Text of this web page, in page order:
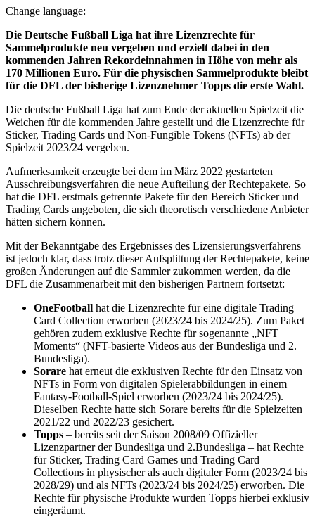
Change language:
Die Deutsche Fußball Liga hat ihre Lizenzrechte für
Sammelprodukte neu vergeben und erzielt dabei in den
kommenden Jahren Rekordeinnahmen in Höhe von mehr als
170 Millionen Euro. Für die physischen Sammelprodukte bleibt
für die DFL der bisherige Lizenznehmer Topps die erste Wahl.
Die deutsche Fußball Liga hat zum Ende der aktuellen Spielzeit die
Weichen für die kommenden Jahre gestellt und die Lizenzrechte für
Sticker, Trading Cards und Non-Fungible Tokens (NFTs) ab der
Spielzeit 2023/24 vergeben.
Aufmerksamkeit erzeugte bei dem im März 2022 gestarteten
Ausschreibungsverfahren die neue Aufteilung der Rechtepakete. So
hat die DFL erstmals getrennte Pakete für den Bereich Sticker und
Trading Cards angeboten, die sich theoretisch verschiedene Anbieter
hätten sichern können.
Mit der Bekanntgabe des Ergebnisses des Lizensierungsverfahrens
ist jedoch klar, dass trotz dieser Aufsplittung der Rechtepakete, keine
großen Änderungen auf die Sammler zukommen werden, da die
DFL die Zusammenarbeit mit den bisherigen Partnern fortsetzt:
OneFootball hat die Lizenzrechte für eine digitale Trading
Card Collection erworben (2023/24 bis 2024/25). Zum Paket
gehören zudem exklusive Rechte für sogenannte „NFT
Moments“ (NFT-basierte Videos aus der Bundesliga und 2.
Bundesliga).
Sorare hat erneut die exklusiven Rechte für den Einsatz von
NFTs in Form von digitalen Spielerabbildungen in einem
Fantasy-Football-Spiel erworben (2023/24 bis 2024/25).
Dieselben Rechte hatte sich Sorare bereits für die Spielzeiten
2021/22 und 2022/23 gesichert.
Topps – bereits seit der Saison 2008/09 Offizieller
Lizenzpartner der Bundesliga und 2.Bundesliga – hat Rechte
für Sticker, Trading Card Games und Trading Card
Collections in physischer als auch digitaler Form (2023/24 bis
2028/29) und als NFTs (2023/24 bis 2024/25) erworben. Die
Rechte für physische Produkte wurden Topps hierbei exklusiv
eingeräumt.